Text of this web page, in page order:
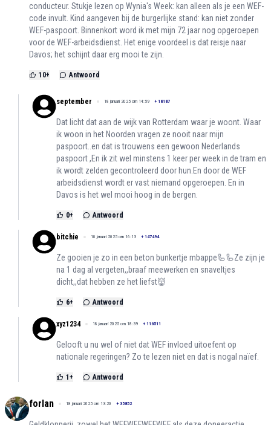
conducteur. Stukje lezen op Wynia's Week: kan alleen als je een WEF-
code invult. Kind aangeven bij de burgerlijke stand: kan niet zonder
WEF-paspoort. Binnenkort word ik met mijn 72 jaar nog opgeroepen
voor de WEF-arbeidsdienst. Het enige voordeel is dat reisje naar
Davos; het schijnt daar erg mooi te zijn.
10+ Antwoord
september 18 januari 2025 om 14:59 + 18187
Dat licht dat aan de wijk van Rotterdam waar je woont. Waar
ik woon in het Noorden vragen ze nooit naar mijn
paspoort..en dat is trouwens een gewoon Nederlands
paspoort ,En ik zit wel minstens 1 keer per week in de tram en
ik wordt zelden gecontroleerd door hun.En door de WEF
arbeidsdienst wordt er vast niemand opgeroepen. En in
Davos is het wel mooi hoog in de bergen.
0+ Antwoord
bitchie 18 januari 2025 om 16:13 + 147494
Ze gooien je zo in een beton bunkertje mbappe🦾🦾Ze zijn je
na 1 dag al vergeten,,braaf meewerken en snaveltjes
dicht,,dat hebben ze het liefst👹
6+ Antwoord
xyz1234 18 januari 2025 om 18:39 + 116511
Gelooft u nu wel of niet dat WEF invloed uitoefent op
nationale regeringen? Zo te lezen niet en dat is nogal naïef.
1+ Antwoord
forlan 18 januari 2025 om 13:20 + 35852